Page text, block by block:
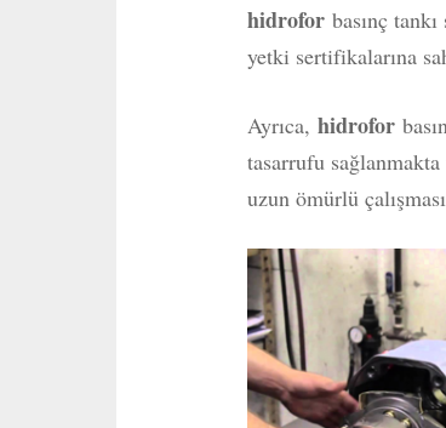
hidroforbasınç
yetki sertifikalarına
Ayrıca, hidrofor
tasarrufu
uzun ömürlü